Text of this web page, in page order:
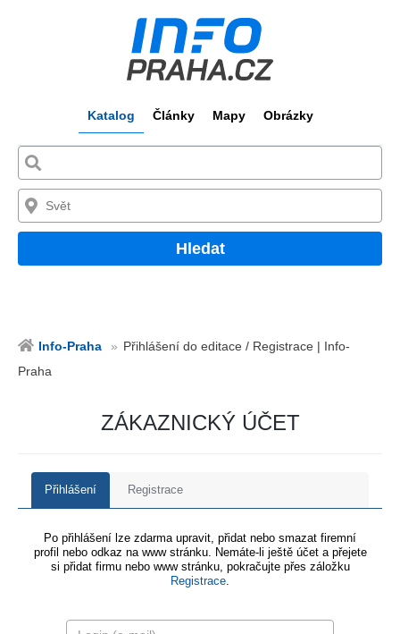
Katalog Články Mapy Obrázky
Hledat
Info-Praha
Přihlášení do editace / Registrace | Info-
Praha
ZÁKAZNICKÝ ÚČET
Přihlášení Registrace
Po přihlášení lze zdarma upravit, přidat nebo smazat firemní
profil nebo odkaz na www stránku. Nemáte-li ještě účet a přejete
si přidat firmu nebo www stránku, pokračujte přes záložku
Registrace.